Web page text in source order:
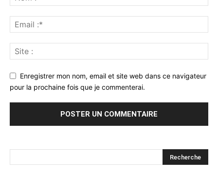
Enregistrer mon nom, email et site web dans ce navigateur
pour la prochaine fois que je commenterai.